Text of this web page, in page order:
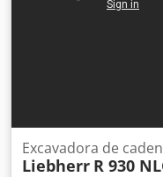
6.290 mm Anchura de
Excavadora de
Liebherr R 930